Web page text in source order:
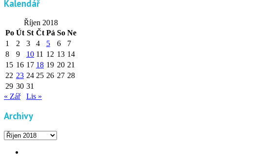
Kalendář
Říjen 2018
Po Út St Čt Pá So Ne
1
2 3 4 5 6
7
8
9 10 11 12 13 14
15 16 17 18 19 20 21
22 23 24 25 26 27 28
29 30 31
« Zář
Lis »
Archivy
Archivy